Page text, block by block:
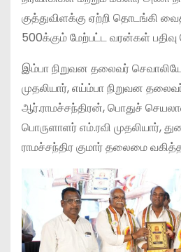
குத்துவிளக்கு ஏற்றி தொடங்கி
500க்கும் மேற்பட்ட வரன்கள்
இம்பா நிறுவன தலைவர்
முதலியார், எய்ம்பா நிறுவன
ஆர்.ராமச்சந்திரன், பொதுச்
பொருளாளர் எம்.ரவி முதலியார்,
ராமச்சந்திர குமார் தலைமை